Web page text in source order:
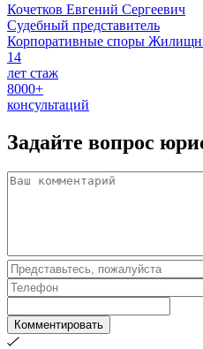
Кочетков Евгений Сергеевич
Судебный представитель
Корпоративные споры
14
лет стаж
8000+
консультаций
Задайте вопрос
Комментировать